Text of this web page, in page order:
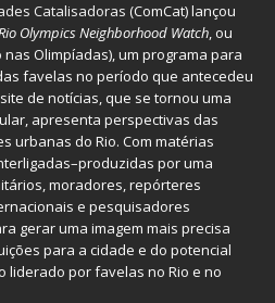
Catalisadoras (ComCat) lançou
o Olympics Neighborhood Watch, ou
Olimpíadas), um programa para
favelas no período que antecedeu
de notícias, que se tornou uma
apresenta perspectivas das
urbanas do Rio. Com matérias
por uma
moradores, repórteres
e pesquisadores
gerar uma imagem mais precisa
para a cidade e do potencial
liderado por favelas no Rio e no